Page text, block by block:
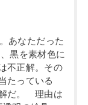
あなただった
黒を素材色に
不正解。その
たっている
だ。 理由は